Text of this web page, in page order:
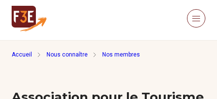
Aller au contenu principal
Menu
Recherche sur le site
Nous connaître Actualités
Accueil Nous connaître Nos membres
Panneau de gestion des cookies